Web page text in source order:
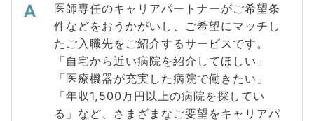
医師専任のキャリアパートナーがご希望条
件などをおうかがいし、ご希望にマッチし
たご入職先をご紹介するサービスです。
「自宅から近い病院を紹介してほしい」
「医療機器が充実した病院で働きたい」
「年収1,500万円以上の病院を探してい
る」など、さまざまなご要望をキャリアパ